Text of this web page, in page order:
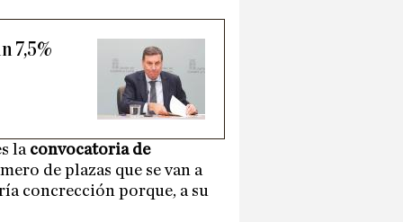
7,5%
la convocatoria de
de plazas que se van a
concrección porque, a su